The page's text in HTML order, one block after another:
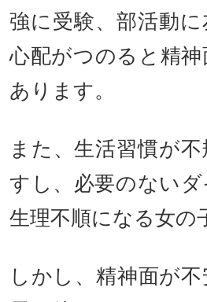
強に受験、部活動
心配がつのると精
あります。
また、生活習慣が
すし、必要のない
生理不順になる女の
しかし、精神面が